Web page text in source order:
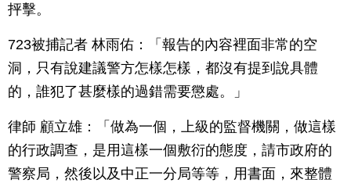
抨擊。
723被捕記者 林雨佑：「報告的內容裡面非常的空
洞，只有說建議警方怎樣怎樣，都沒有提到說具體
的，誰犯了甚麼樣的過錯需要懲處。」
律師 顧立雄：「做為一個，上級的監督機關，做這樣
的行政調查，是用這樣一個敷衍的態度，請市政府的
警察局，然後以及中正一分局等等，用書面，來整體